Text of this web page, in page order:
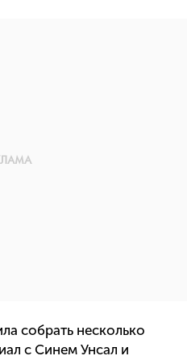
собрать несколько
с Синем Унсал и